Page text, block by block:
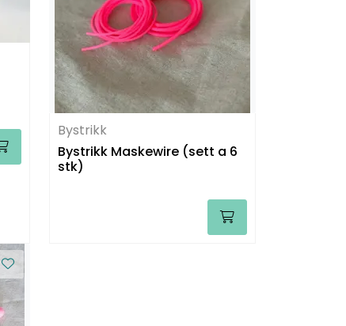
Bystrikk
Bystrikk Maskewire (sett a 6
stk)